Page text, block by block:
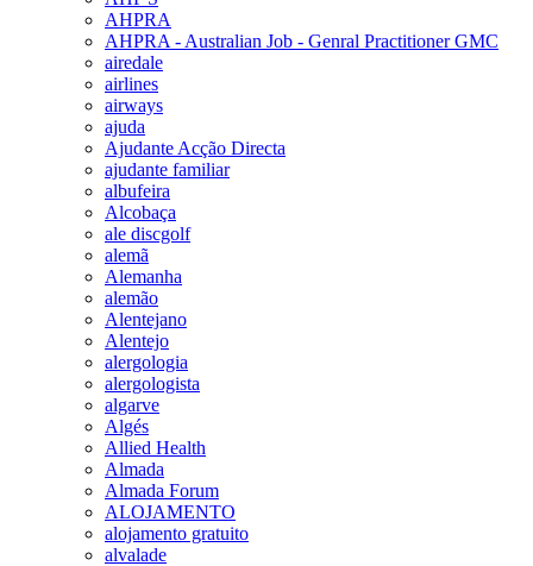
AHPRA
AHPRA - Australian Job - Genral Practitioner GMC
airedale
airlines
airways
ajuda
Ajudante Acção Directa
ajudante familiar
albufeira
Alcobaça
ale discgolf
alemã
Alemanha
alemão
Alentejano
Alentejo
alergologia
alergologista
algarve
Algés
Allied Health
Almada
Almada Forum
ALOJAMENTO
alojamento gratuito
alvalade